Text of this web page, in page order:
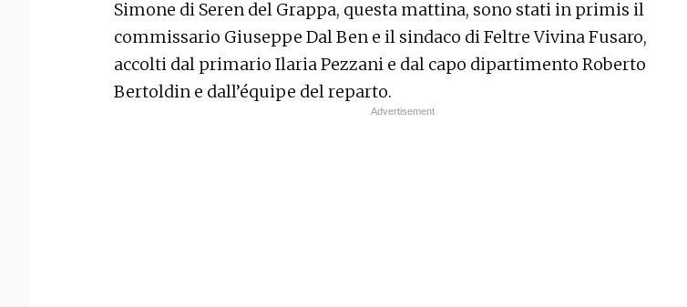
Simone di Seren del Grappa, questa mattina, sono stati in primis il
commissario Giuseppe Dal Ben e il sindaco di Feltre Vivina Fusaro,
accolti dal primario Ilaria Pezzani e dal capo dipartimento Roberto
Bertoldin e dall’équipe del reparto.